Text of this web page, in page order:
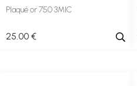
Plaqué or 750 3MIC
25.00 €